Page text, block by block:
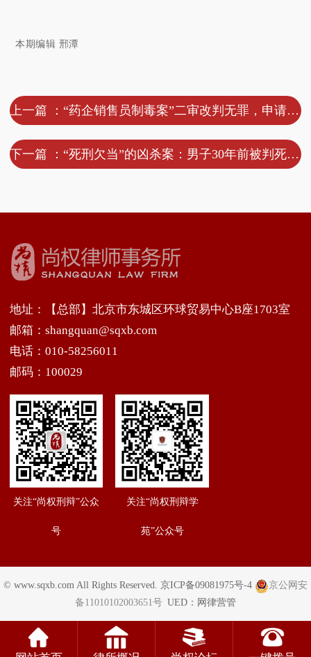
本期编辑 邢潭
上一篇 ：“药企销售员制毒案”二审改判无罪，申请国赔115万
下一篇 ：“死刑欠当”的凶杀案：男子30年前被判死缓再次申诉，吉林省检曾建议再审
地址：【总部】北京市东城区环球贸易中心B座1703室
邮箱：shangquan@sqxb.com
电话：010-58256011
邮码：100029
关注“尚权刑辩”公众
号
关注“尚权刑辩学
苑”公众号
© www.sqxb.com All Rights Reserved. 京ICP备09081975号-4
京公网安
备11010102003651号 UED： 网律营管